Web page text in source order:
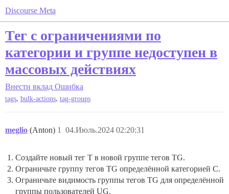
Discourse Meta
Тег с ограничениями по
категории и группе недоступен в
массовых действиях
Внести вклад Ошибка
tags, bulk-actions, tag-groups
meglio (Anton) 04.Июль.2024 02:20:31
1
Создайте новый тег T в новой группе тегов TG.
Ограничьте группу тегов TG определённой категорией C.
Ограничьте видимость группы тегов TG для определённой
группы пользователей UG.